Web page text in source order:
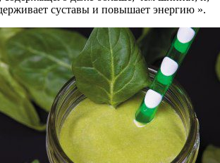
суставы и повышает энергию ».